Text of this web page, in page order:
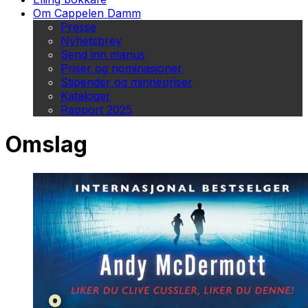
Om Cappelen Damm
Presse
Nyhetsbrev
Send inn manus
Priser og nominasjoner
Stipender og minnepriser
Kataloger
Rapport 2025
Omslag